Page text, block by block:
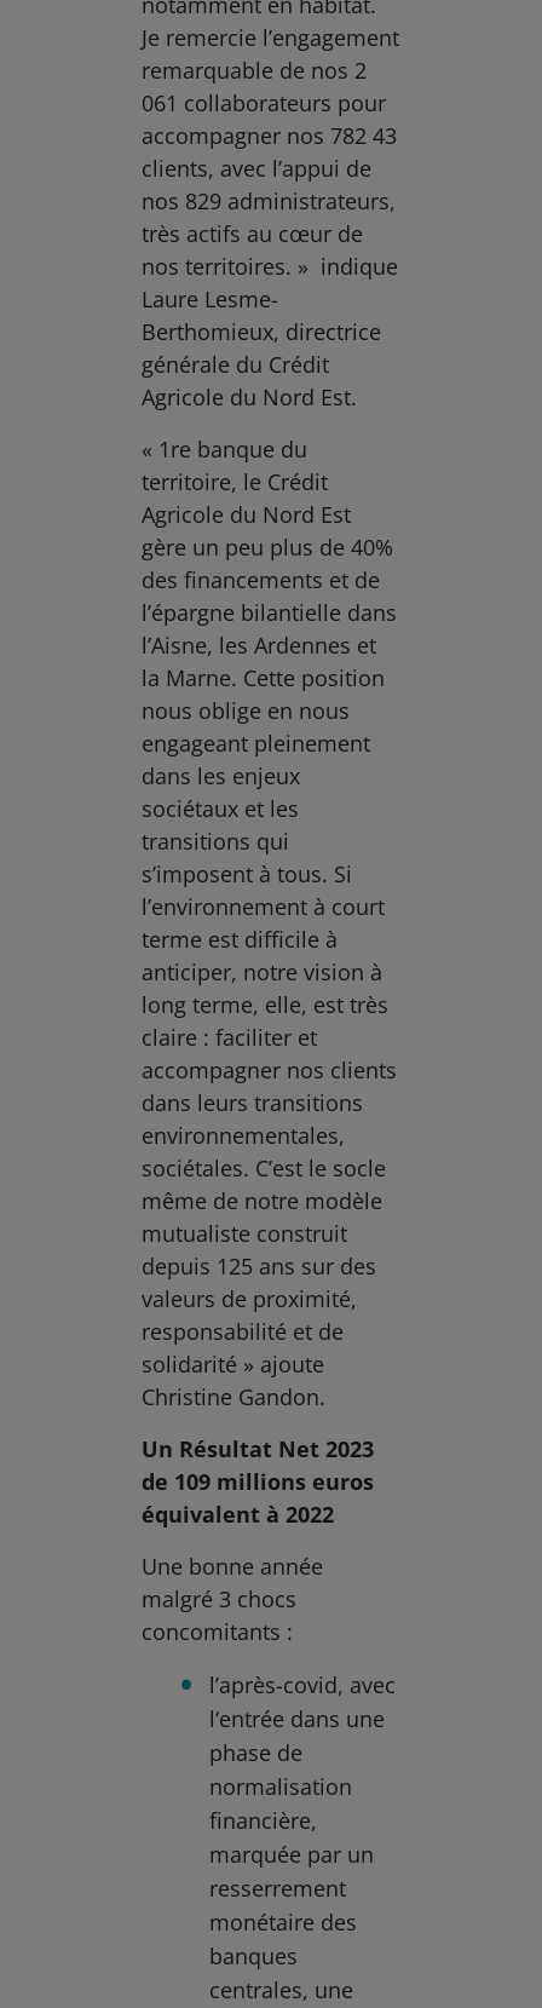
Je remercie l’engagement
remarquable de nos 2
061 collaborateurs pour
accompagner nos 782 43
clients, avec l’appui de
nos 829 administrateurs,
très actifs au cœur de
nos territoires. » indique
Laure Lesme-
Berthomieux, directrice
générale du Crédit
Agricole du Nord Est.
« 1re banque du
territoire, le Crédit
Agricole du Nord Est
gère un peu plus de 40%
des financements et de
l’épargne bilantielle dans
l’Aisne, les Ardennes et
la Marne. Cette position
nous oblige en nous
engageant pleinement
dans les enjeux
sociétaux et les
transitions qui
s’imposent à tous. Si
l’environnement à court
terme est difficile à
anticiper, notre vision à
long terme, elle, est très
claire : faciliter et
accompagner nos clients
dans leurs transitions
environnementales,
sociétales. C’est le socle
même de notre modèle
mutualiste construit
depuis 125 ans sur des
valeurs de proximité,
responsabilité et de
solidarité » ajoute
Christine Gandon.
Un Résultat Net 2023
de 109 millions euros
équivalent à 2022
Une bonne année
malgré 3 chocs
concomitants :
l’après-covid, avec
l‘entrée dans une
phase de
normalisation
financière,
marquée par un
resserrement
monétaire des
banques
centrales, une